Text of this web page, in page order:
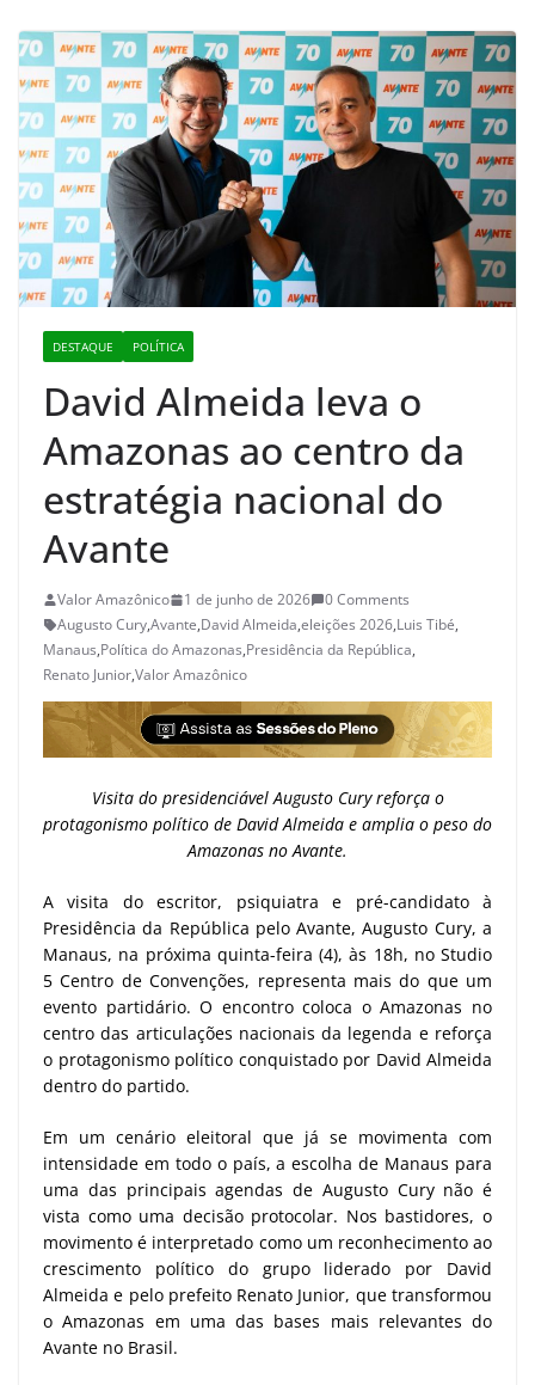
DESTAQUE POLÍTICA
David Almeida leva o
Amazonas ao centro da
estratégia nacional do
Avante
Valor Amazônico 1 de junho de 2026
0 Comments
Augusto Cury,Avante,David Almeida,eleições 2026,Luis Tibé,
Manaus,Política do Amazonas,Presidência da República,
Renato Junior,Valor Amazônico
Visita do presidenciável Augusto Cury reforça o
protagonismo político de David Almeida e amplia o peso do
Amazonas no Avante.
A visita do escritor, psiquiatra e pré-candidato à
Presidência da República pelo Avante, Augusto Cury, a
Manaus, na próxima quinta-feira (4), às 18h, no Studio
5 Centro de Convenções, representa mais do que um
evento partidário. O encontro coloca o Amazonas no
centro das articulações nacionais da legenda e reforça
o protagonismo político conquistado por David Almeida
dentro do partido.
Em um cenário eleitoral que já se movimenta com
intensidade em todo o país, a escolha de Manaus para
uma das principais agendas de Augusto Cury não é
vista como uma decisão protocolar. Nos bastidores, o
movimento é interpretado como um reconhecimento ao
crescimento político do grupo liderado por David
Almeida e pelo prefeito Renato Junior, que transformou
o Amazonas em uma das bases mais relevantes do
Avante no Brasil.